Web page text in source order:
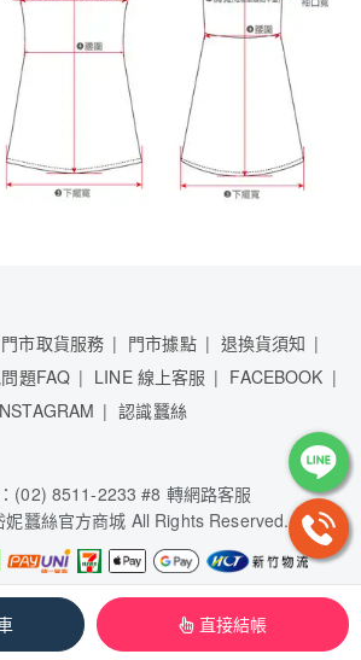
直接結帳
門市取貨服務 門市據點
退換貨須知
題FAQ LINE 線上客服
FACEBOOK
認識蠶絲
(02) 8511-2233 #8 轉網路客服
蠶絲官方商城 All Rights Reserved.
絲股份有限公司 / 84950481
系統由 1shop一頁購物 維護